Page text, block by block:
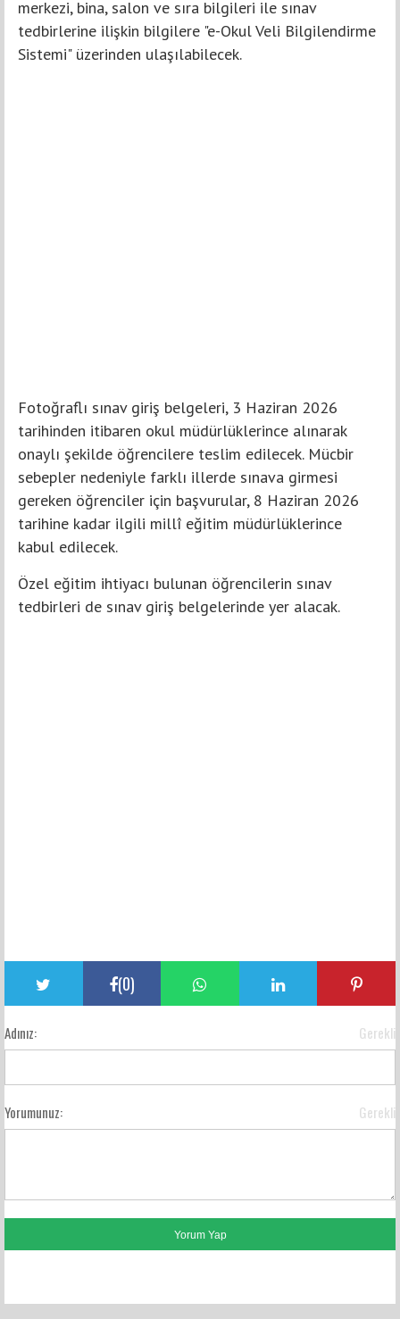
merkezi, bina, salon ve sıra bilgileri ile sınav
tedbirlerine ilişkin bilgilere "e-Okul Veli Bilgilendirme
Sistemi" üzerinden ulaşılabilecek.
Fotoğraflı sınav giriş belgeleri, 3 Haziran 2026
tarihinden itibaren okul müdürlüklerince alınarak
onaylı şekilde öğrencilere teslim edilecek. Mücbir
sebepler nedeniyle farklı illerde sınava girmesi
gereken öğrenciler için başvurular, 8 Haziran 2026
tarihine kadar ilgili millî eğitim müdürlüklerince
kabul edilecek.
Özel eğitim ihtiyacı bulunan öğrencilerin sınav
tedbirleri de sınav giriş belgelerinde yer alacak.
(0)
Adınız: Gerekli
Yorumunuz: Gerekli